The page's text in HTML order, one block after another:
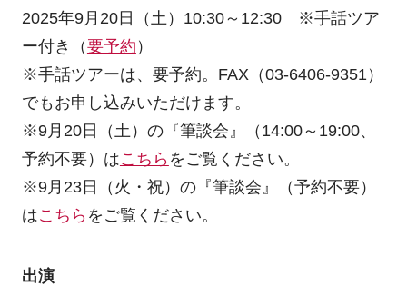
2025年9月20日（土）10:30～12:30 ※手話ツア
ー付き（要予約 ）
※手話ツアーは、要予約。FAX（03-6406-9351）
でもお申し込みいただけます。
※9月20日（土）の『筆談会』（14:00～19:00、
予約不要）はこちら をご覧ください。
※9月23日（火・祝）の『筆談会』（予約不要）
はこちら をご覧ください。
出演